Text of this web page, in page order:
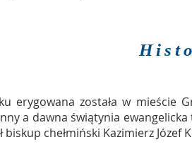
została w mieście
a dawna świątynia ewangelicka
chełmiński Kazimierz Józef